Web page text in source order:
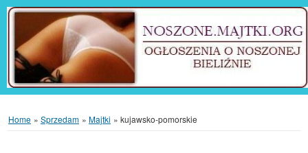
Home » Sprzedam » Majtki » kujawsko-pomorskie